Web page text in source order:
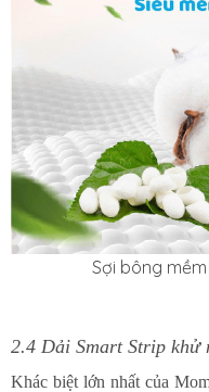
Sợi bông
2.4 Dải Smart Strip khử
Khác biệt lớn nhất của